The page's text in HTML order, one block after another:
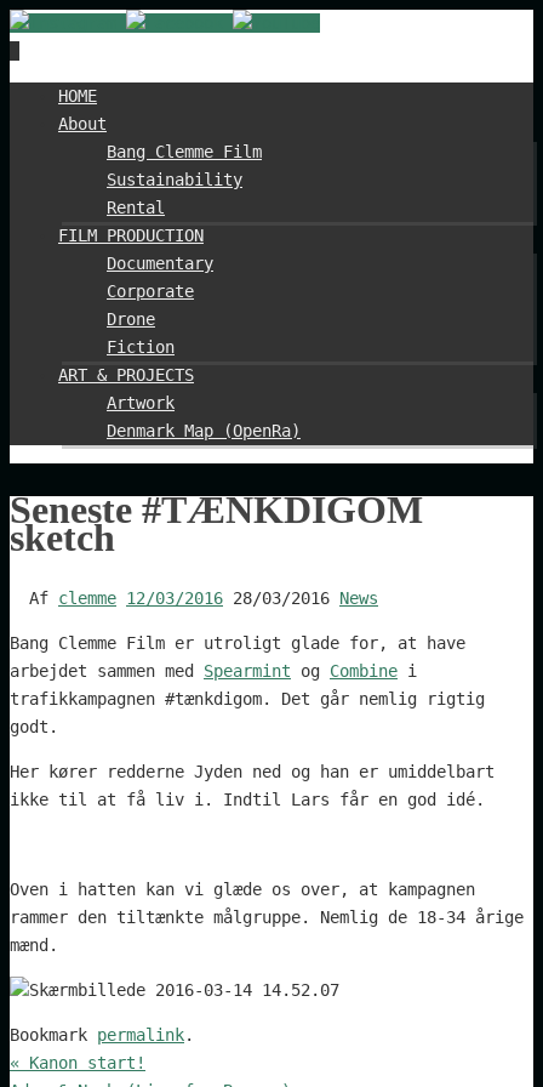
SpringHOME
About
Bang Clemme Film
Sustainability
Rental
FILM PRODUCTION
Documentary
Corporate
Drone
Fiction
ART & PROJECTS
Artwork
Denmark Map (OpenRa)
Seneste #TÆNKDIGOM
sketch
Af clemme 12/03/2016 28/03/2016 News
Bang Clemme Film er utroligt glade for, at have
arbejdet sammen med Spearmint og Combine i
trafikkampagnen #tænkdigom. Det går nemlig rigtig
godt.
Her kører redderne Jyden ned og han er umiddelbart
ikke til at få liv i. Indtil Lars får en god idé.
Oven i hatten kan vi glæde os over, at kampagnen
rammer den tiltænkte målgruppe. Nemlig de 18-34 årige
mænd.
Bookmark permalink.
« Kanon start!